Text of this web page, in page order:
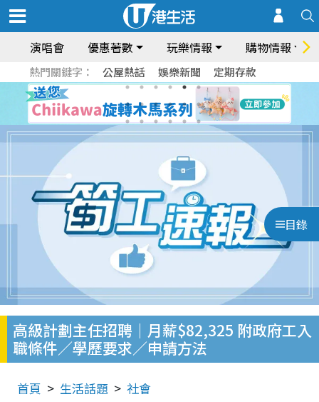
演唱會 優惠著數 玩樂情報 購物情報
熱門關鍵字： 公屋熱話 娛樂新聞 定期存款
目錄
高級計劃主任招聘｜月薪$82,325 附政府工入
職條件／學歷要求／申請方法
首頁 生活話題 社會